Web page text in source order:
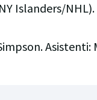
Islanders/NHL).
Asistenti: